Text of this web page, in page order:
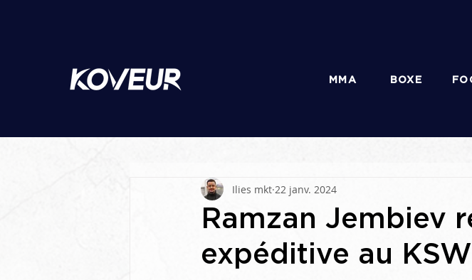
MMA BOXE
Ramzan Jembiev
expéditive au
Ilies mkt 22 janv. 2024